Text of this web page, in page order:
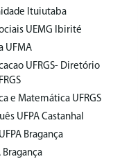
Ituiutaba
UEMG Ibirité
UFMA
UFRGS- Diretório
e Matemática UFRGS
UFPA Castanhal
Bragança